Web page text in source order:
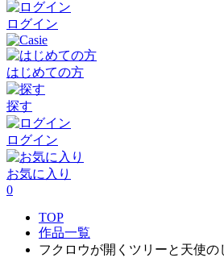
ログイン
はじめての方
探す
ログイン
お気に入り
0
TOP
作品一覧
フクロウが開くツリーと天使の